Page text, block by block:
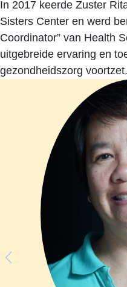
In 2017 keerde Zuster
Sisters Center en werd
Coordinator” van Health
uitgebreide ervaring en
gezondheidszorg voortzet.